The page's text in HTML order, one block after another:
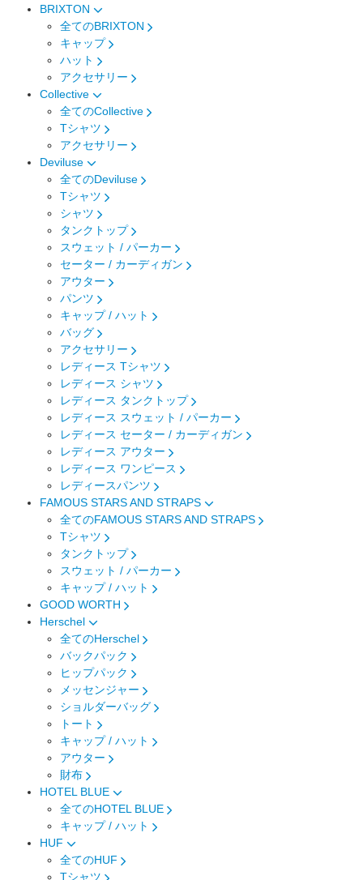
BRIXTON
全てのBRIXTON
キャップ
ハット
アクセサリー
Collective
全てのCollective
Tシャツ
アクセサリー
Deviluse
全てのDeviluse
Tシャツ
シャツ
タンクトップ
スウェット / パーカー
セーター / カーディガン
アウター
パンツ
キャップ / ハット
バッグ
アクセサリー
レディース Tシャツ
レディース シャツ
レディース タンクトップ
レディース スウェット / パーカー
レディース セーター / カーディガン
レディース アウター
レディース ワンピース
レディースパンツ
FAMOUS STARS AND STRAPS
全てのFAMOUS STARS AND STRAPS
Tシャツ
タンクトップ
スウェット / パーカー
キャップ / ハット
GOOD WORTH
Herschel
全てのHerschel
バックパック
ヒップパック
メッセンジャー
ショルダーバッグ
トート
キャップ / ハット
アウター
財布
HOTEL BLUE
全てのHOTEL BLUE
キャップ / ハット
HUF
全てのHUF
Tシャツ